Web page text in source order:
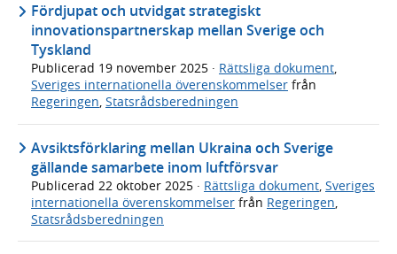
Fördjupat och utvidgat strategiskt
innovationspartnerskap mellan Sverige och
Tyskland
Publicerad 19 november 2025 · Rättsliga dokument,
Sveriges internationella överenskommelser från
Regeringen, Statsrådsberedningen
Avsiktsförklaring mellan Ukraina och Sverige
gällande samarbete inom luftförsvar
Publicerad 22 oktober 2025 · Rättsliga dokument, Sveriges
internationella överenskommelser från Regeringen,
Statsrådsberedningen